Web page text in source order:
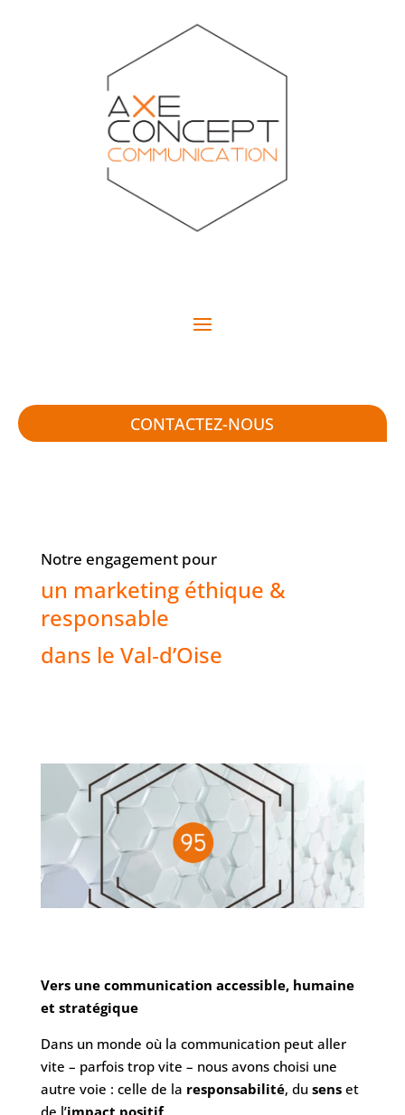
CONTACTEZ-NOUS
Notre engagement pour
un marketing éthique &
responsable
dans le Val‑d’Oise
Vers une communication accessible, humaine
et stratégique
Dans un monde où la communication peut aller
vite – parfois trop vite – nous avons choisi une
autre voie : celle de la responsabilité, du senset
de l’impact positif.